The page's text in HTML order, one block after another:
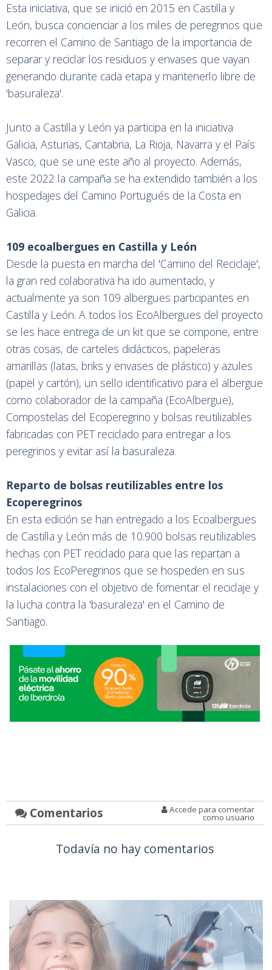
Esta iniciativa, que se inició en 2015 en Castilla y
León, busca concienciar a los miles de peregrinos que
recorren el Camino de Santiago de la importancia de
separar y reciclar los residuos y envases que vayan
generando durante cada etapa y mantenerlo libre de
'basuraleza'.
Junto a Castilla y León ya participa en la iniciativa
Galicia, Asturias, Cantabria, La Rioja, Navarra y el País
Vasco, que se une este año al proyecto. Además,
este 2022 la campaña se ha extendido también a los
hospedajes del Camino Portugués de la Costa en
Galicia.
109 ecoalbergues en Castilla y León
Desde la puesta en marcha del 'Camino del Reciclaje',
la gran red colaborativa ha ido aumentado, y
actualmente ya son 109 albergues participantes en
Castilla y León. A todos los EcoAlbergues del proyecto
se les hace entrega de un kit que se compone, entre
otras cosas, de carteles didácticos, papeleras
amarillas (latas, briks y envases de plástico) y azules
(papel y cartón), un sello identificativo para el albergue
como colaborador de la campaña (EcoAlbergue),
Compostelas del Ecoperegrino y bolsas reutilizables
fabricadas con PET reciclado para entregar a los
peregrinos y evitar así la basuraleza.
Reparto de bolsas reutilizables entre los
Ecoperegrinos
En esta edición se han entregado a los Ecoalbergues
de Castilla y León más de 10.900 bolsas reutilizables
hechas con PET reciclado para que las repartan a
todos los EcoPeregrinos que se hospeden en sus
instalaciones con el objetivo de fomentar el reciclaje y
la lucha contra la 'basuraleza' en el Camino de
Santiago.
Comentarios Accede para comentar
como usuario
Todavía no hay comentarios